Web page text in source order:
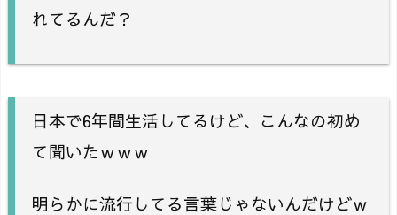
れてるんだ？
日本で6年間生活してるけど、こんなの初め
て聞いたｗｗｗ
明らかに流行してる言葉じゃないんだけどｗ